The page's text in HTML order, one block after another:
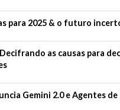
para 2025 & o futuro
as causas para
Gemini 2.0 e Agentes de